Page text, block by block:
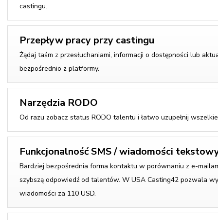
castingu.
Przepływ pracy przy castingu
Żądaj taśm z przesłuchaniami, informacji o dostępności lub
bezpośrednio z platformy.
Narzędzia RODO
Od razu zobacz status RODO talentu i łatwo uzupełnij
Funkcjonalność SMS / wiadomości
Bardziej bezpośrednia forma kontaktu w porównaniu z e-
szybszą odpowiedź od talentów. W USA Casting42 pozwala
wiadomości za 110 USD.